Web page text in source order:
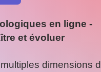
en ligne -
et évoluer
dimensions